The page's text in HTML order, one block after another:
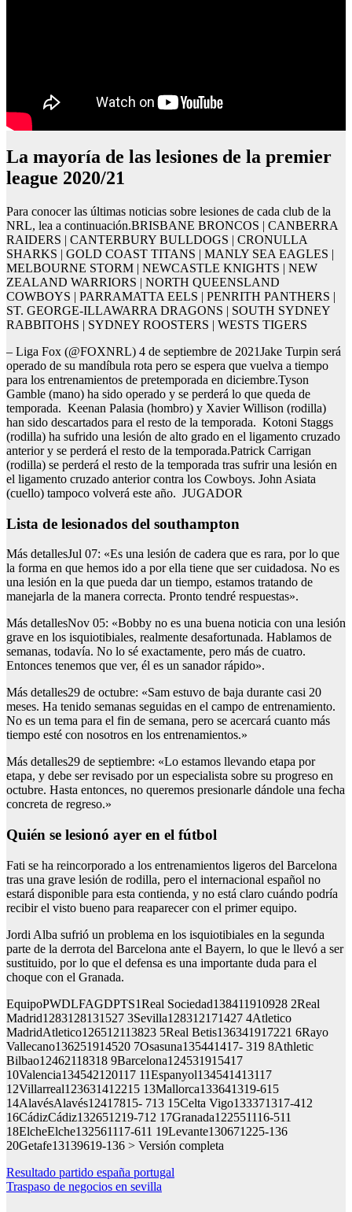
la mayoría de las lesiones de la premier
league 2020/21
Para conocer las últimas noticias sobre lesiones de cada club de la
NRL, lea a continuación.BRISBANE BRONCOS | CANBERRA
RAIDERS | CANTERBURY BULLDOGS | CRONULLA
SHARKS | GOLD COAST TITANS | MANLY SEA EAGLES |
MELBOURNE STORM | NEWCASTLE KNIGHTS | NEW
ZEALAND WARRIORS | NORTH QUEENSLAND
COWBOYS | PARRAMATTA EELS | PENRITH PANTHERS |
ST. GEORGE-ILLAWARRA DRAGONS | SOUTH SYDNEY
RABBITOHS | SYDNEY ROOSTERS | WESTS TIGERS
– Liga Fox (@FOXNRL) 4 de septiembre de 2021Jake Turpin será
operado de su mandíbula rota pero se espera que vuelva a tiempo
para los entrenamientos de pretemporada en diciembre.Tyson
Gamble (mano) ha sido operado y se perderá lo que queda de
temporada. Keenan Palasia (hombro) y Xavier Willison (rodilla)
han sido descartados para el resto de la temporada. Kotoni Staggs
(rodilla) ha sufrido una lesión de alto grado en el ligamento cruzado
anterior y se perderá el resto de la temporada.Patrick Carrigan
(rodilla) se perderá el resto de la temporada tras sufrir una lesión en
el ligamento cruzado anterior contra los Cowboys. John Asiata
(cuello) tampoco volverá este año. JUGADOR
lista de lesionados del southampton
Más detallesJul 07: «Es una lesión de cadera que es rara, por lo que
la forma en que hemos ido a por ella tiene que ser cuidadosa. No es
una lesión en la que pueda dar un tiempo, estamos tratando de
manejarla de la manera correcta. Pronto tendré respuestas».
Más detallesNov 05: «Bobby no es una buena noticia con una lesión
grave en los isquiotibiales, realmente desafortunada. Hablamos de
semanas, todavía. No lo sé exactamente, pero más de cuatro.
Entonces tenemos que ver, él es un sanador rápido».
Más detalles29 de octubre: «Sam estuvo de baja durante casi 20
meses. Ha tenido semanas seguidas en el campo de entrenamiento.
No es un tema para el fin de semana, pero se acercará cuanto más
tiempo esté con nosotros en los entrenamientos.»
Más detalles29 de septiembre: «Lo estamos llevando etapa por
etapa, y debe ser revisado por un especialista sobre su progreso en
octubre. Hasta entonces, no queremos presionarle dándole una fecha
concreta de regreso.»
quién se lesionó ayer en el fútbol
Fati se ha reincorporado a los entrenamientos ligeros del Barcelona
tras una grave lesión de rodilla, pero el internacional español no
estará disponible para esta contienda, y no está claro cuándo podría
recibir el visto bueno para reaparecer con el primer equipo.
Jordi Alba sufrió un problema en los isquiotibiales en la segunda
parte de la derrota del Barcelona ante el Bayern, lo que le llevó a ser
sustituido, por lo que el defensa es una importante duda para el
choque con el Granada.
EquipoPWDLFAGDPTS1Real Sociedad138411910928 2Real
Madrid1283128131527 3Sevilla128312171427 4Atletico
MadridAtletico126512113823 5Real Betis136341917221 6Rayo
Vallecano136251914520 7Osasuna135441417- 319 8Athletic
Bilbao12462118318 9Barcelona124531915417
10Valencia134542120117 11Espanyol134541413117
12Villarreal123631412215 13Mallorca133641319-615
14AlavésAlavés12417815- 713 15Celta Vigo133371317-412
16CádizCádiz132651219-712 17Granada122551116-511
18ElcheElche132561117-611 19Levante130671225-136
20Getafe13139619-136 > Versión completa
Navegación
de
Resultado partido españa portugal
Traspaso de negocios en sevilla